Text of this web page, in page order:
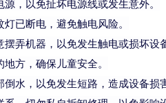
，以免扯坏电源线或发生意外。
已断电，避免触电风险。
弄机器，以免发生触电或损坏设备
方，确保儿童安全。
水，以免发生短路，造成设备损